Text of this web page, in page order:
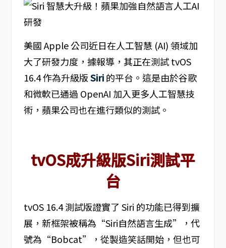
美國 Apple 公司近日在人工智慧 (AI) 領域加
大了研發力度，據報導，其正在測試 tvOS
16.4 作為升級版Siri的平台。這是由於谷歌
和微軟已通過 OpenAI 加入更多人工智慧技
術，蘋果公司也在進行類似的測試。
tvOS成升級版Siri測試平
台
tvOS 16.4 測試版證實了 Siri 的功能已得到擴
展，新框架被稱為“Siri自然語言生成”，代
號為“Bobcat”，從製造笑話開始，但也可